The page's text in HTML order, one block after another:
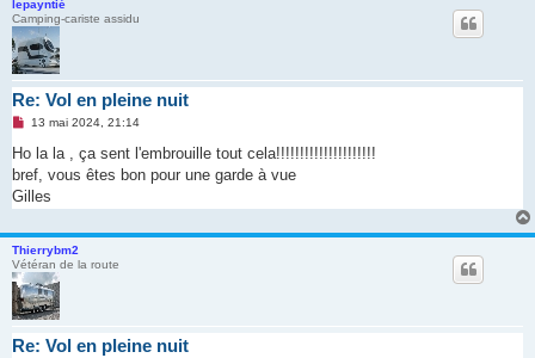
lepayntié
Camping-cariste assidu
Re: Vol en pleine nuit
M
s
a
g
e
o
n
l
13 mai 2024, 21:14
Ho la la , ça sent l'embrouille tout cela!!!!!!!!!!!!!!!!!!!!!
bref, vous êtes bon pour une garde à vue
Gilles
Thierrybm2
Vétéran de la route
Re: Vol en pleine nuit